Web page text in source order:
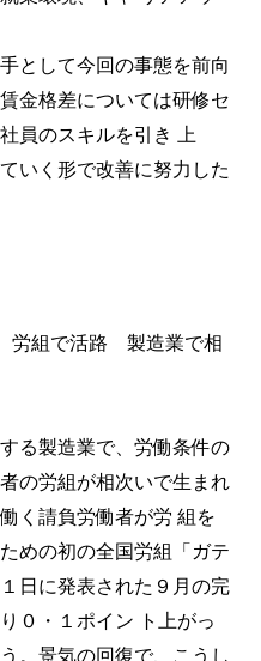
として今回の事態を前向
金格差については研修セ
員のスキルを引き 上
いく形で改善に努力した
労組で活路 製造業で相
る製造業で、労働条件の
の労組が相次いで生まれ
く請負労働者が労 組を
めの初の全国労組「ガテ
日に発表された９月の完
０・１ポイン ト上がっ
。景気の回復で、こうし